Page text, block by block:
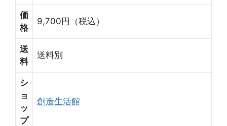
価
格
9,700円（税込）
送
料
送料別
シ
ョ
ッ
プ
創造生活館